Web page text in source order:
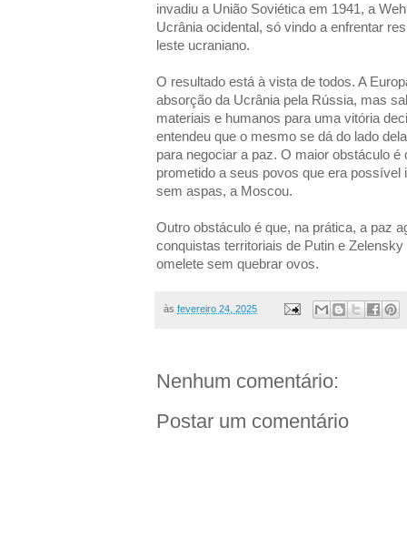
invadiu a União Soviética em 1941, a
Ucrânia ocidental, só vindo a enfrentar
leste ucraniano.
O resultado está à vista de todos. A
absorção da Ucrânia pela Rússia, mas
materiais e humanos para uma vitória
entendeu que o mesmo se dá do lado
para negociar a paz. O maior obstáculo
prometido a seus povos que era possível
sem aspas, a Moscou.
Outro obstáculo é que, na prática, a paz
conquistas territoriais de Putin e
omelete sem quebrar ovos.
às fevereiro 24, 2025
Nenhum comentário:
Postar um comentário